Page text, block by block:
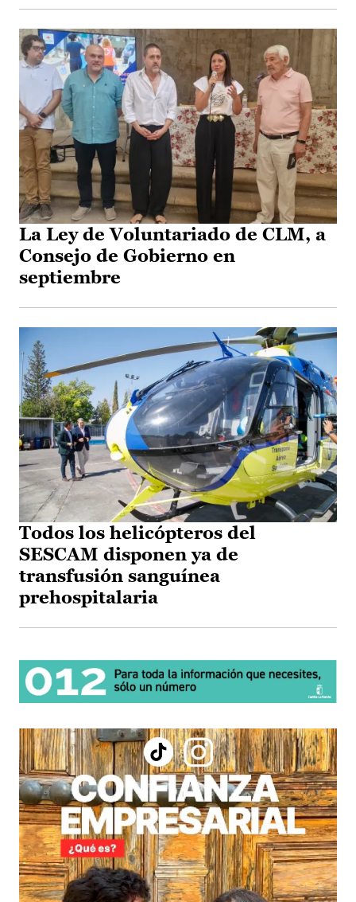
La Ley de Voluntariado de CLM, a
Consejo de Gobierno en
septiembre
Todos los helicópteros del
SESCAM disponen ya de
transfusión sanguínea
prehospitalaria